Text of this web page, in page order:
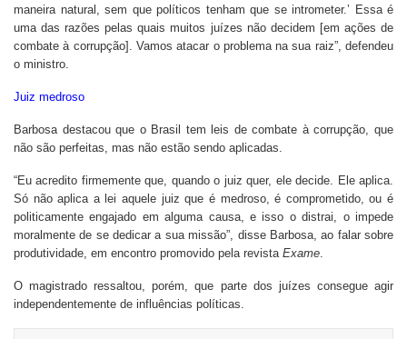
maneira natural, sem que políticos tenham que se intrometer.’ Essa é
uma das razões pelas quais muitos juízes não decidem [em ações de
combate à corrupção]. Vamos atacar o problema na sua raiz”, defendeu
o ministro.
Juiz medroso
Barbosa destacou que o Brasil tem leis de combate à corrupção, que
não são perfeitas, mas não estão sendo aplicadas.
“Eu acredito firmemente que, quando o juiz quer, ele decide. Ele aplica.
Só não aplica a lei aquele juiz que é medroso, é comprometido, ou é
politicamente engajado em alguma causa, e isso o distrai, o impede
moralmente de se dedicar a sua missão”, disse Barbosa, ao falar sobre
produtividade, em encontro promovido pela revista Exame.
O magistrado ressaltou, porém, que parte dos juízes consegue agir
independentemente de influências políticas.